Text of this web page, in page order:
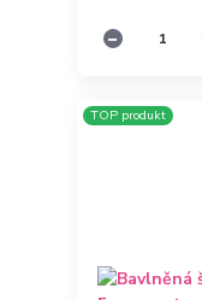
TOP produkt